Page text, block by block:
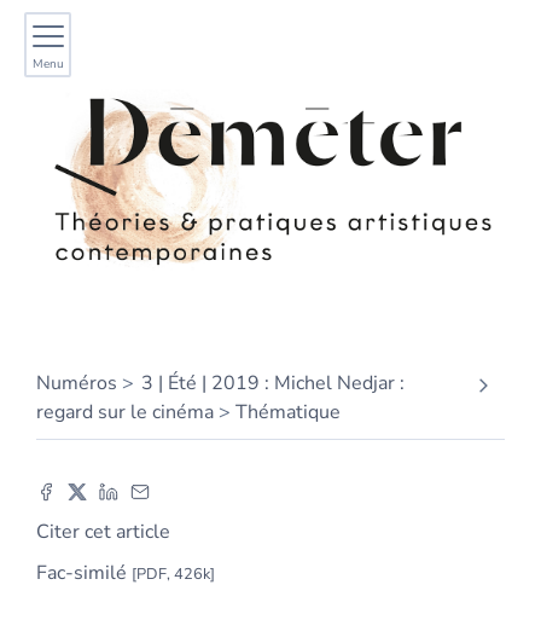
Menu
Numéros
3 | Été | 2019 : Michel Nedjar :
regard sur le cinéma
Thématique
Citer cet article
Fac-similé [PDF, 426k]